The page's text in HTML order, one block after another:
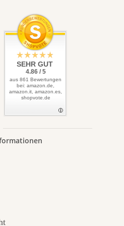
SEHR GUT
4.86 / 5
aus 861 Bewertungen
bei: amazon.de,
amazon.it, amazon.es,
shopvote.de